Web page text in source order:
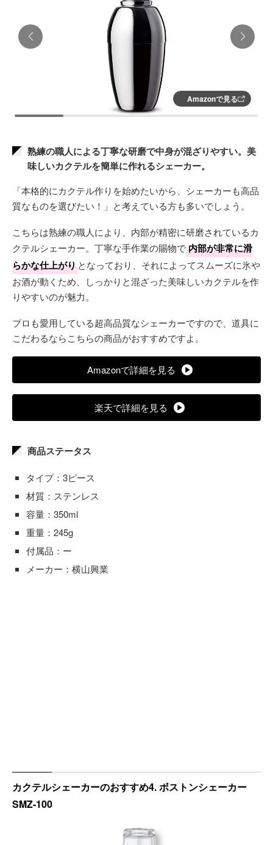
Amazonで見る
熟練の職人による丁寧な研磨で中身が混ざりやすい。美
味しいカクテルを簡単に作れるシェーカー。
「本格的にカクテル作りを始めたいから、シェーカーも高品
質なものを選びたい！」と考えている方も多いでしょう。
こちらは熟練の職人により、内部が精密に研磨されているカ
クテルシェーカー。丁寧な手作業の賜物で内部が非常に滑
らかな仕上がりとなっており、それによってスムーズに氷や
お酒が動くため、しっかりと混ざった美味しいカクテルを作
りやすいのが魅力。
プロも愛用している超高品質なシェーカーですので、道具に
こだわるならこちらの商品がおすすめですよ。
Amazonで詳細を見る
楽天で詳細を見る
商品ステータス
タイプ：3ピース
材質：ステンレス
容量：350ml
重量：245g
付属品：ー
メーカー：横山興業
カクテルシェーカーのおすすめ4. ボストンシェーカー
SMZ-100